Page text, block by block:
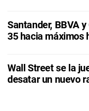
Santander, BBVA
35 hacia máximos
Wall Street se la
desatar un nuevo